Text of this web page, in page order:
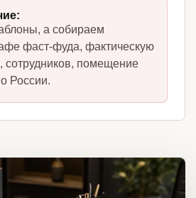
а собираем
фаст-фуда, фактическую
сотрудников, помещение
России.